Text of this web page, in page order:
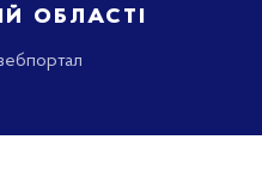
області